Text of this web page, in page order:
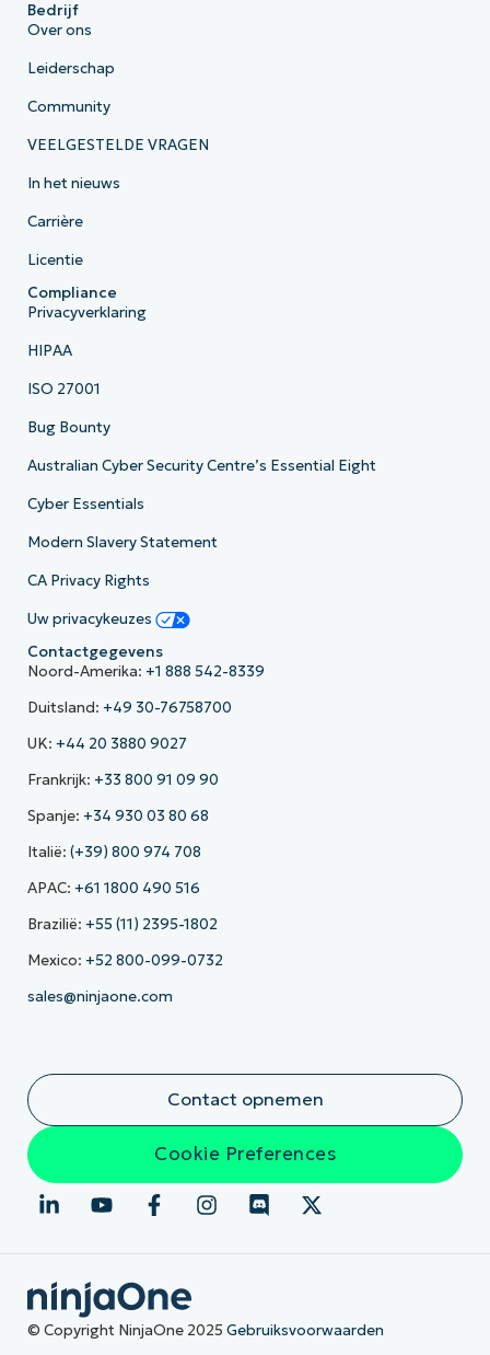
Bedrijf
Over ons
Leiderschap
Community
VEELGESTELDE VRAGEN
In het nieuws
Carrière
Licentie
Compliance
Privacyverklaring
HIPAA
ISO 27001
Bug Bounty
Australian Cyber Security Centre’s Essential Eight
Cyber Essentials
Modern Slavery Statement
CA Privacy Rights
Uw privacykeuzes
Contactgegevens
Noord-Amerika: +1 888 542-8339
Duitsland: +49 30-76758700
UK: +44 20 3880 9027
Frankrijk: +33 800 91 09 90
Spanje: +34 930 03 80 68
Italië: (+39) 800 974 708
APAC: +61 1800 490 516
Brazilië: +55 (11) 2395-1802
Mexico: +52 800-099-0732
sales@ninjaone.com
Contact opnemen
Cookie Preferences
© Copyright NinjaOne 2025 Gebruiksvoorwaarden